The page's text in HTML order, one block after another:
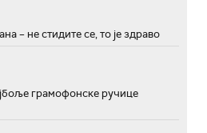
– не стидите се, то је здраво
грамофонске ручице